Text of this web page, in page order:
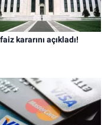
kararını açıkladı!